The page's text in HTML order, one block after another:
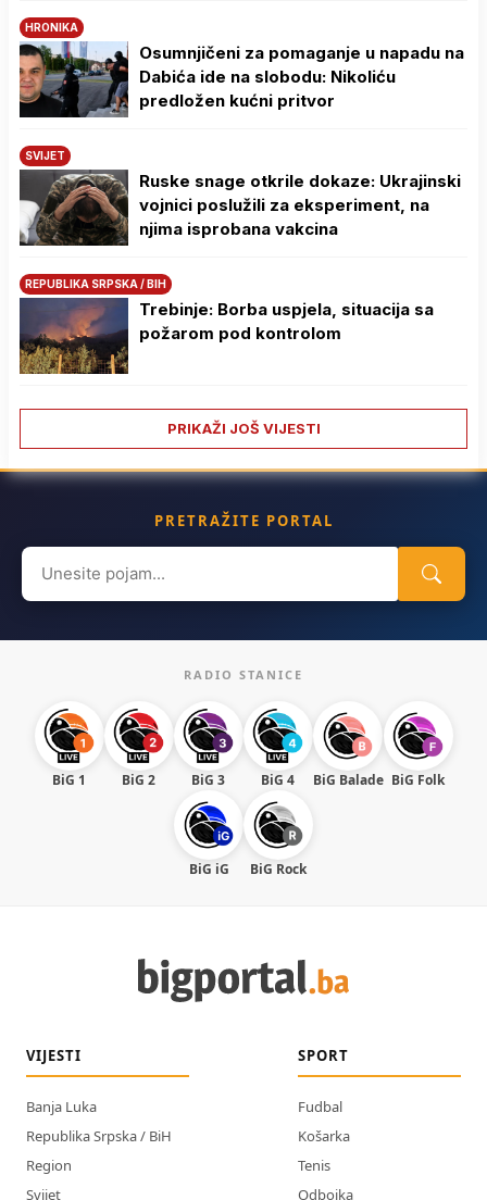
HRONIKA
Osumnjičeni za pomaganje u napadu na
Dabića ide na slobodu: Nikoliću
predložen kućni pritvor
SVIJET
Ruske snage otkrile dokaze: Ukrajinski
vojnici poslužili za eksperiment, na
njima isprobana vakcina
REPUBLIKA SRPSKA / BIH
Trebinje: Borba uspjela, situacija sa
požarom pod kontrolom
PRIKAŽI JOŠ VIJESTI
PRETRAŽITE PORTAL
Search
for:
RADIO STANICE
BiG 1 BiG 2 BiG 3 BiG 4 BiG Balade BiG Folk
BiG iG BiG Rock
VIJESTI
Banja Luka
Republika Srpska / BiH
Region
Svijet
SPORT
Fudbal
Košarka
Tenis
Odbojka